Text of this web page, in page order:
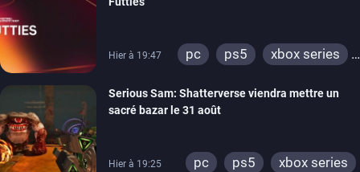
Hier à 19:47 pc ps5
xbox series
xbox one
switch 2
Serious Sam: Shatterverse viendra mettre un
sacré bazar le 31 août
Hier à 19:25 pc ps5 xbox series